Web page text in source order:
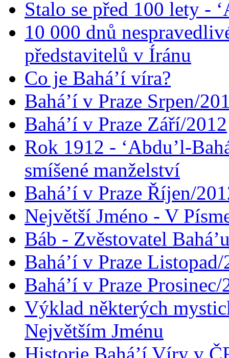
Stalo se před 100 lety -
10 000 dnů
představitelů v Íránu
Co je Bahá’í víra?
Bahá’í v Praze Srpen/
Bahá’í v Praze Září/2012
Rok 1912 - ‘Abdu’l-
smíšené manželství
Bahá’í v Praze Říjen/
Největší Jméno - V
Báb - Zvěstovatel
Bahá’í v Praze
Bahá’í v Praze Prosinec/
Výklad některých
Největším Jménu